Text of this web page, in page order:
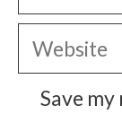
Website
Save my